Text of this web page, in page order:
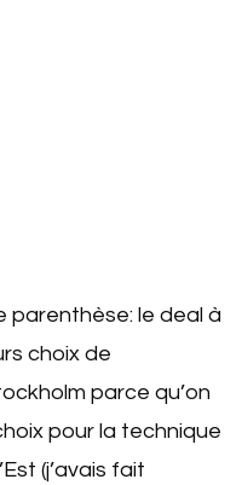
parenthèse: le deal à
choix de
parce qu’on
pour la technique
(j’avais fait